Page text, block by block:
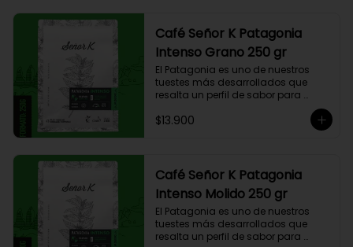
fruto de su trabajo en el campo a
su madre, Chabela. Es un típica
descafeinado con agua, con
toques especiados y un cuerpo
cremoso, resaltan notas canela,
chocolate negro y lima, esto le
otorga una puntuación de 83,75. Si
buscas descansar de la cafeína,
esta es una exquisita alternativa
Café Señor K Patagonia
Intenso Grano 250 gr
El Patagonia es uno de nuestros
tuestes más desarrollados que
resalta un perfil de sabor para
intenso único y con exquisito
Lo diseñamos intencionalmente
para resaltar la intensidad y
generar una gran sinergia si se
añade leche. Se trata de un Blend
con un rico sabor achocolatado.
$13.900
Café Señor K Patagonia
Intenso Molido 250 gr
El Patagonia es uno de nuestros
tuestes más desarrollados que
resalta un perfil de sabor para